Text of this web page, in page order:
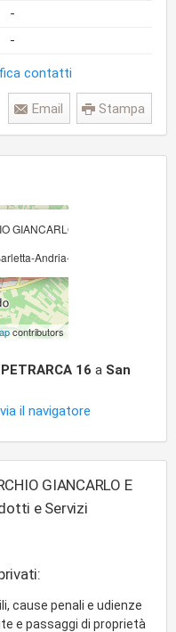
-
-
contatti
Stampa
Email
GIANCARLO E PAOLICELLI
Andria-Trani)
contributors
16 a San
il navigatore
GIANCARLO E
e Servizi
cause penali e udienze
e passaggi di proprietà